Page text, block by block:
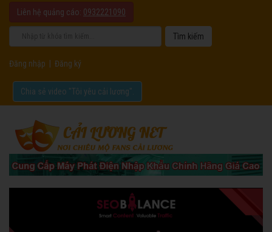
Liên hệ quảng cáo: 0932221090
Đăng nhập Đăng ký
Chia sẻ video "Tôi yêu cải lương".